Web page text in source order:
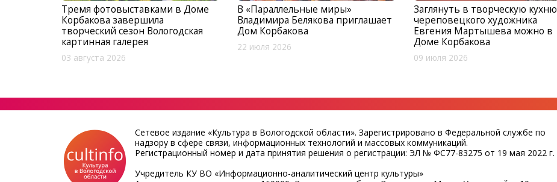
Тремя фотовыставками в Доме
Корбакова завершила
творческий сезон Вологодская
картинная галерея
03 августа 2026
В «Параллельные миры»
Владимира Белякова приглашает
Дом Корбакова
22 июля 2026
Заглянуть в творческую кухню
череповецкого художника
Евгения Мартышева можно в
Доме Корбакова
09 июля 2026
Сетевое издание «Культура в Вологодской области». Зарегистрировано в Федеральной службе по
надзору в сфере связи, информационных технологий и массовых коммуникаций.
Регистрационный номер и дата принятия решения о регистрации: ЭЛ № ФС77-83275 от 19 мая 2022 г.
Учредитель КУ ВО «Информационно-аналитический центр культуры»